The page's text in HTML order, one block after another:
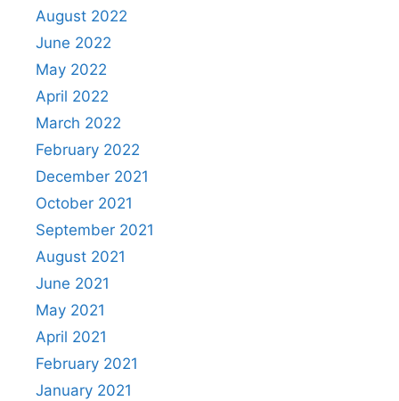
August 2022
June 2022
May 2022
April 2022
March 2022
February 2022
December 2021
October 2021
September 2021
August 2021
June 2021
May 2021
April 2021
February 2021
January 2021